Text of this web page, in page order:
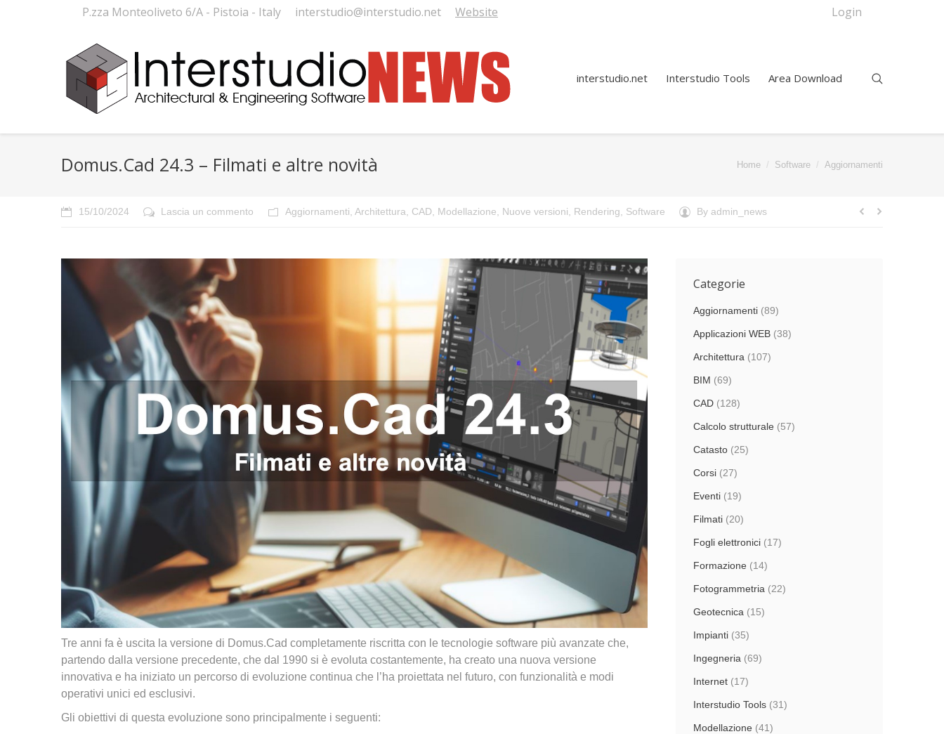
P.zza Monteoliveto 6/A - Pistoia - Italy interstudio@interstudio.net Website Login
interstudio.net Interstudio Tools Area Download
Domus.Cad 24.3 – Filmati e altre novità Home Software Aggiornamenti
15/10/2024 Lascia un commento Aggiornamenti Architettura CAD Modellazione Nuove versioni Rendering Software By admin_news
Tre anni fa è uscita la versione di Domus.Cad completamente riscritta con le tecnologie software più avanzate che,
partendo dalla versione precedente, che dal 1990 si è evoluta costantemente, ha creato una nuova versione
innovativa e ha iniziato un percorso di evoluzione continua che l’ha proiettata nel futuro, con funzionalità e modi
operativi unici ed esclusivi.
Gli obiettivi di questa evoluzione sono principalmente i seguenti:
Categorie
Aggiornamenti (89)
Applicazioni WEB (38)
Architettura (107)
BIM (69)
CAD (128)
Calcolo strutturale (57)
Catasto (25)
Corsi (27)
Eventi (19)
Filmati (20)
Fogli elettronici (17)
Formazione (14)
Fotogrammetria (22)
Geotecnica (15)
Impianti (35)
Ingegneria (69)
Internet (17)
Interstudio Tools (31)
Modellazione (41)